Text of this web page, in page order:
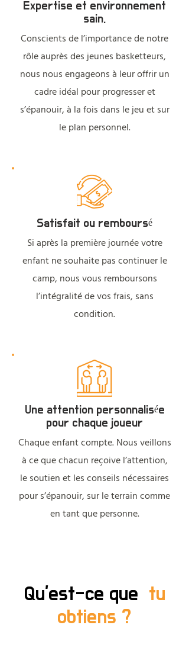
Expertise et environnement
sain.
Conscients de l’importance de notre
rôle auprès des jeunes basketteurs,
nous nous engageons à leur offrir un
cadre idéal pour progresser et
s’épanouir, à la fois dans le jeu et sur
le plan personnel.
Satisfait ou remboursé
Si après la première journée votre
enfant ne souhaite pas continuer le
camp, nous vous remboursons
l’intégralité de vos frais, sans
condition.
Une attention personnalisée
pour chaque joueur
Chaque enfant compte. Nous veillons
à ce que chacun reçoive l’attention,
le soutien et les conseils nécessaires
pour s’épanouir, sur le terrain comme
en tant que personne.
Qu'est-ce que tu
obtiens ?